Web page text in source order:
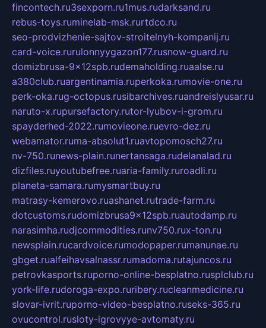
fincontech.ru3sexporn.ru1mus.rudarksand.ru
rebus-toys.ruminelab-msk.rurtdco.ru
seo-prodvizhenie-sajtov-stroitelnyh-kompanij.ru
card-voice.rurulonnyygazon177.rusnow-guard.ru
domizbrusa-9x12spb.rudemaholding.ruaalse.ru
a380club.ruargentinamia.ruperkoka.rumovie-one.ru
perk-oka.rug-octopus.rusibarchives.ruandreislyusar.ru
naruto-x.rupursefactory.rutor-lyubov-i-grom.ru
spayderhed-2022.rumovieone.ruevro-dez.ru
webamator.ruma-absolut1.ruavtopomosch27.ru
nv-750.runews-plain.runertansaga.rudelanalad.ru
dizfiles.ruyoutubefree.ruaria-family.ruroadli.ru
planeta-samara.rumysmartbuy.ru
matrasy-kemerovo.ruashanet.rutrade-farm.ru
dotcustoms.rudomizbrusa9x12spb.ruautodamp.ru
narasimha.rudjcommodities.runv750.rux-ton.ru
newsplain.rucardvoice.rumodopaper.rumanunae.ru
gbget.rualfeihavsalnassr.rumadoma.rutajuncos.ru
petrovkasports.ruporno-online-besplatno.rusplclub.ru
york-life.rudoroga-expo.ruribery.rucleanmedicine.ru
slovar-ivrit.ruporno-video-besplatno.ruseks-365.ru
ovucontrol.rusloty-igrovyye-avtomaty.ru